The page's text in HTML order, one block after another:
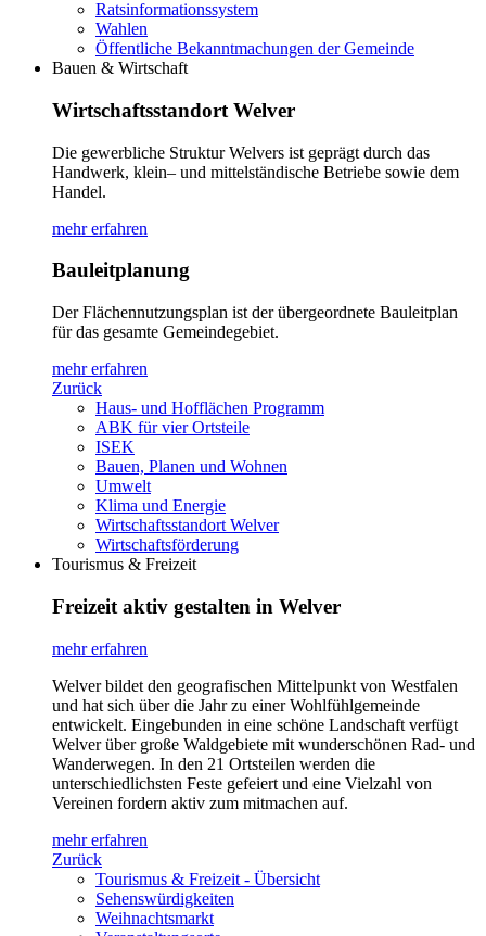
Ratsinformationssystem
Wahlen
Öffentliche Bekanntmachungen der Gemeinde
Bauen & Wirtschaft
Wirtschaftsstandort Welver
Die gewerbliche Struktur Welvers ist geprägt durch das
Handwerk, klein– und mittelständische Betriebe sowie dem
Handel.
mehr erfahren
Bauleitplanung
Der Flächennutzungsplan ist der übergeordnete Bauleitplan
für das gesamte Gemeindegebiet.
mehr erfahren
Zurück
Haus- und Hofflächen Programm
ABK für vier Ortsteile
ISEK
Bauen, Planen und Wohnen
Umwelt
Klima und Energie
Wirtschaftsstandort Welver
Wirtschaftsförderung
Tourismus & Freizeit
Freizeit aktiv gestalten in Welver
mehr erfahren
Welver bildet den geografischen Mittelpunkt von Westfalen
und hat sich über die Jahr zu einer Wohlfühlgemeinde
entwickelt. Eingebunden in eine schöne Landschaft verfügt
Welver über große Waldgebiete mit wunderschönen Rad- und
Wanderwegen. In den 21 Ortsteilen werden die
unterschiedlichsten Feste gefeiert und eine Vielzahl von
Vereinen fordern aktiv zum mitmachen auf.
mehr erfahren
Zurück
Tourismus & Freizeit - Übersicht
Sehenswürdigkeiten
Weihnachtsmarkt